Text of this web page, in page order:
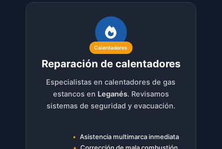
Calentadores
Reparación de calentadores
Especialistas en calentadores de gas
estancos en Leganés. Revisamos
sistemas de seguridad y evacuación.
Asistencia multimarca inmediata